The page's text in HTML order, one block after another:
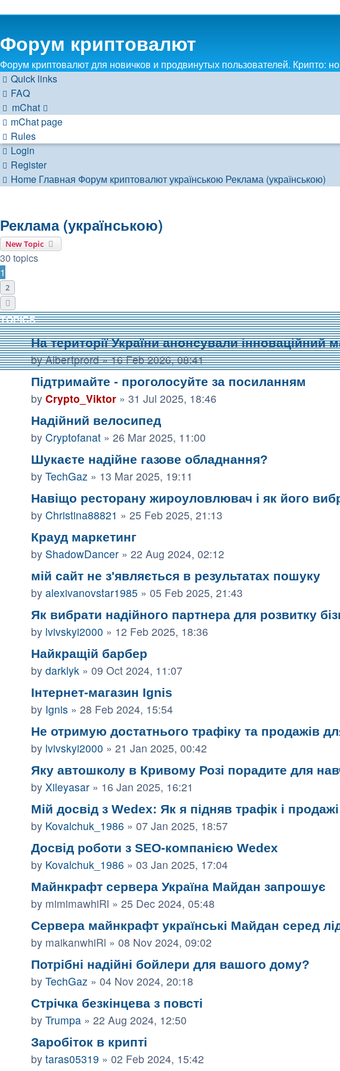
Форум криптовалют
Форум криптовалют для новичков и продвинутых пользователей. Крипто:
Quick links
FAQ
mChat
mChat page
Rules
Login
Register
Home Главная Форум криптовалют українською Реклама (українською)
Реклама (українською)
New Topic
30 topics
1
2
TOPICS
На території України анонсували інноваційний
byAlbertprord»16 Feb 2026, 08:41
Підтримайте - проголосуйте за посиланням
by Crypto_Viktor » 31 Jul 2025, 18:46
Надійний велосипед
by Cryptofanat » 26 Mar 2025, 11:00
Шукаєте надійне газове обладнання?
by TechGaz » 13 Mar 2025, 19:11
Навіщо ресторану жироуловлювач і як його
by Christina88821 » 25 Feb 2025, 21:13
Крауд маркетинг
by ShadowDancer » 22 Aug 2024, 02:12
мій сайт не з'являється в результатах пошуку
by alexivanovstar1985 » 05 Feb 2025, 21:43
Як вибрати надійного партнера для розвитку
by lvivskyi2000 » 12 Feb 2025, 18:36
Найкращій барбер
by darklyk » 09 Oct 2024, 11:07
Інтернет-магазин Ignis
by Ignis » 28 Feb 2024, 15:54
Не отримую достатнього трафіку та продажів
by lvivskyi2000 » 21 Jan 2025, 00:42
Яку автошколу в Кривому Розі порадите для
by Xileyasar » 16 Jan 2025, 16:21
Мій досвід з Wedex: Як я підняв трафік і
by Kovalchuk_1986 » 07 Jan 2025, 18:57
Досвід роботи з SEO-компанією Wedex
by Kovalchuk_1986 » 03 Jan 2025, 17:04
Майнкрафт сервера Україна Майдан запрошує
by mimimawhiRl » 25 Dec 2024, 05:48
Сервера майнкрафт українські Майдан серед
by maikanwhiRl » 08 Nov 2024, 09:02
Потрібні надійні бойлери для вашого дому?
by TechGaz » 04 Nov 2024, 20:18
Стрічка безкінцева з повсті
by Trumpa » 22 Aug 2024, 12:50
Заробіток в крипті
by taras05319 » 02 Feb 2024, 15:42